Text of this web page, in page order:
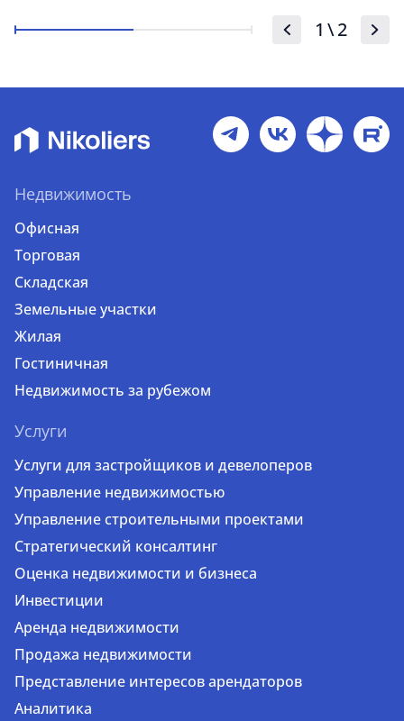
1 \2
Недвижимость
Офисная
Торговая
Складская
Земельные участки
Жилая
Гостиничная
Недвижимость за рубежом
Услуги
Услуги для застройщиков и девелоперов
Управление недвижимостью
Управление строительными проектами
Стратегический консалтинг
Оценка недвижимости и бизнеса
Инвестиции
Аренда недвижимости
Продажа недвижимости
Представление интересов арендаторов
Аналитика